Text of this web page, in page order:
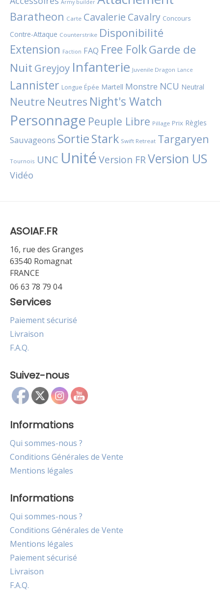
Army builder
Baratheon Carte Cavalerie Cavalry Concours
Contre-Attaque Counterstrike Disponibilité
Extension Faction FAQ Free FolkGarde de
Nuit Greyjoy Infanterie Juvenile Dragon Lance
Lannister Longue Épée Martell Monstre NCU Neutral
Neutre Neutres Night's Watch
Personnage Peuple Libre Pillage Prix Règles
Sauvageons SortieStark Swift Retreat Targaryen
Tournois UNC UnitéVersion FRVersion US
Vidéo
ASOIAF.FR
16, rue des Granges
63540 Romagnat
FRANCE
06 63 78 79 04
Services
Paiement sécurisé
Livraison
F.A.Q.
Suivez-nous
Informations
Qui sommes-nous ?
Conditions Générales de Vente
Mentions légales
Informations
Qui sommes-nous ?
Conditions Générales de Vente
Mentions légales
Paiement sécurisé
Livraison
F.A.Q.